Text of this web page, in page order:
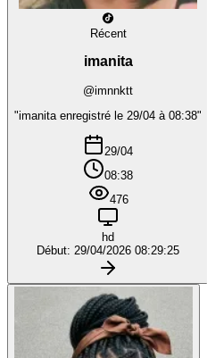
Récent
imanita
@imnnktt
"imanita enregistré le 29/04 à 08:38"
29/04
08:38
476
hd
Début: 29/04/2026 08:29:25